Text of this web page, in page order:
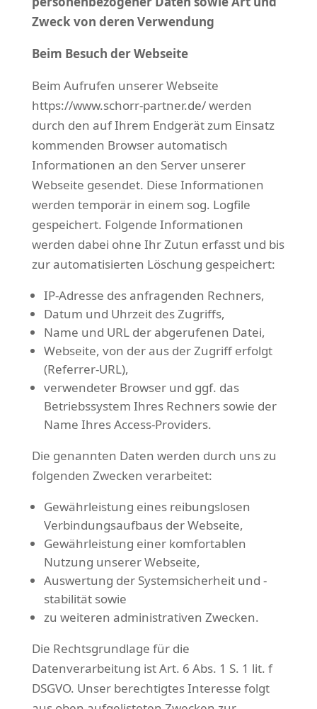
Zweck von deren Verwendung
Beim Besuch der Webseite
Beim Aufrufen unserer Webseite
https://www.schorr-partner.de/ werden
durch den auf Ihrem Endgerät zum Einsatz
kommenden Browser automatisch
Informationen an den Server unserer
Webseite gesendet. Diese Informationen
werden temporär in einem sog. Logfile
gespeichert. Folgende Informationen
werden dabei ohne Ihr Zutun erfasst und bis
zur automatisierten Löschung gespeichert:
IP-Adresse des anfragenden Rechners,
Datum und Uhrzeit des Zugriffs,
Name und URL der abgerufenen Datei,
Webseite, von der aus der Zugriff erfolgt
(Referrer-URL),
verwendeter Browser und ggf. das
Betriebssystem Ihres Rechners sowie der
Name Ihres Access-Providers.
Die genannten Daten werden durch uns zu
folgenden Zwecken verarbeitet:
Gewährleistung eines reibungslosen
Verbindungsaufbaus der Webseite,
Gewährleistung einer komfortablen
Nutzung unserer Webseite,
Auswertung der Systemsicherheit und -
stabilität sowie
zu weiteren administrativen Zwecken.
Die Rechtsgrundlage für die
Datenverarbeitung ist Art. 6 Abs. 1 S. 1 lit. f
DSGVO. Unser berechtigtes Interesse folgt